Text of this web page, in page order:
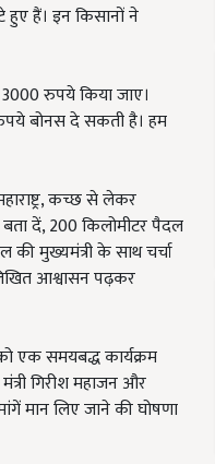
हैं। इन किसानों ने
रुपये किया जाए।
बोनस दे सकती है। हम
कच्छ से लेकर
दें, 200 किलोमीटर पैदल
की मुख्यमंत्री के साथ चर्चा
आश्वासन पढ़कर
एक समयबद्ध कार्यक्रम
गिरीश महाजन और
मान लिए जाने की घोषणा